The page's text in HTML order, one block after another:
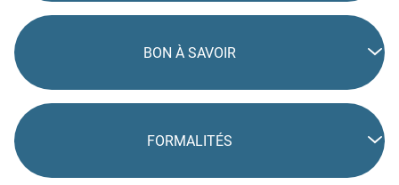
BON À SAVOIR
FORMALITÉS